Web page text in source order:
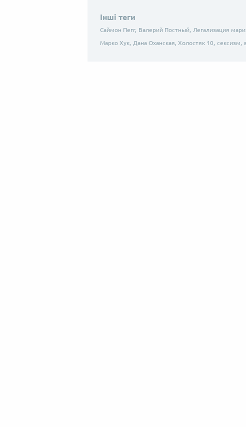
Інші теги
Саймон Пегг, Валерий Постный, Легализация
Марко Хук, Дана Оханская, Холостяк 10, сексизм,